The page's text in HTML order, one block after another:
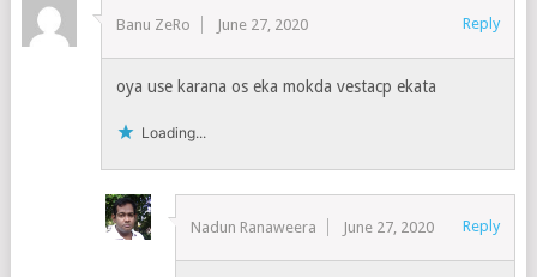
Banu ZeRo June 27, 2020 Reply
oya use karana os eka mokda vestacp ekata
Loading...
Nadun Ranaweera June 27, 2020 Reply